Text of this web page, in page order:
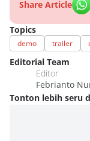
Share Article
Topics
demo trailer
Editorial Team
Editor
Febrianto
Tonton lebih seru